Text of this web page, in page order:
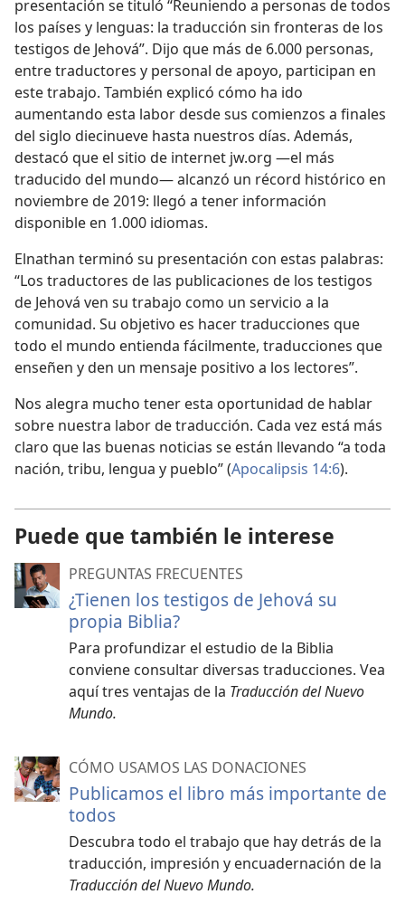
presentación se tituló “Reuniendo a personas de todos
los países y lenguas: la traducción sin fronteras de los
testigos de Jehová”. Dijo que más de 6.000 personas,
entre traductores y personal de apoyo, participan en
este trabajo. También explicó cómo ha ido
aumentando esta labor desde sus comienzos a finales
del siglo diecinueve hasta nuestros días. Además,
destacó que el sitio de internet jw.org —el más
traducido del mundo— alcanzó un récord histórico en
noviembre de 2019: llegó a tener información
disponible en 1.000 idiomas.
Elnathan terminó su presentación con estas palabras:
“Los traductores de las publicaciones de los testigos
de Jehová ven su trabajo como un servicio a la
comunidad. Su objetivo es hacer traducciones que
todo el mundo entienda fácilmente, traducciones que
enseñen y den un mensaje positivo a los lectores”.
Nos alegra mucho tener esta oportunidad de hablar
sobre nuestra labor de traducción. Cada vez está más
claro que las buenas noticias se están llevando “a toda
nación, tribu, lengua y pueblo” (Apocalipsis 14:6).
Puede que también le interese
PREGUNTAS FRECUENTES
¿Tienen los testigos de Jehová su
propia Biblia?
Para profundizar el estudio de la Biblia
conviene consultar diversas traducciones. Vea
aquí tres ventajas de la Traducción del Nuevo
Mundo.
CÓMO USAMOS LAS DONACIONES
Publicamos el libro más importante de
todos
Descubra todo el trabajo que hay detrás de la
traducción, impresión y encuadernación de la
Traducción del Nuevo Mundo.